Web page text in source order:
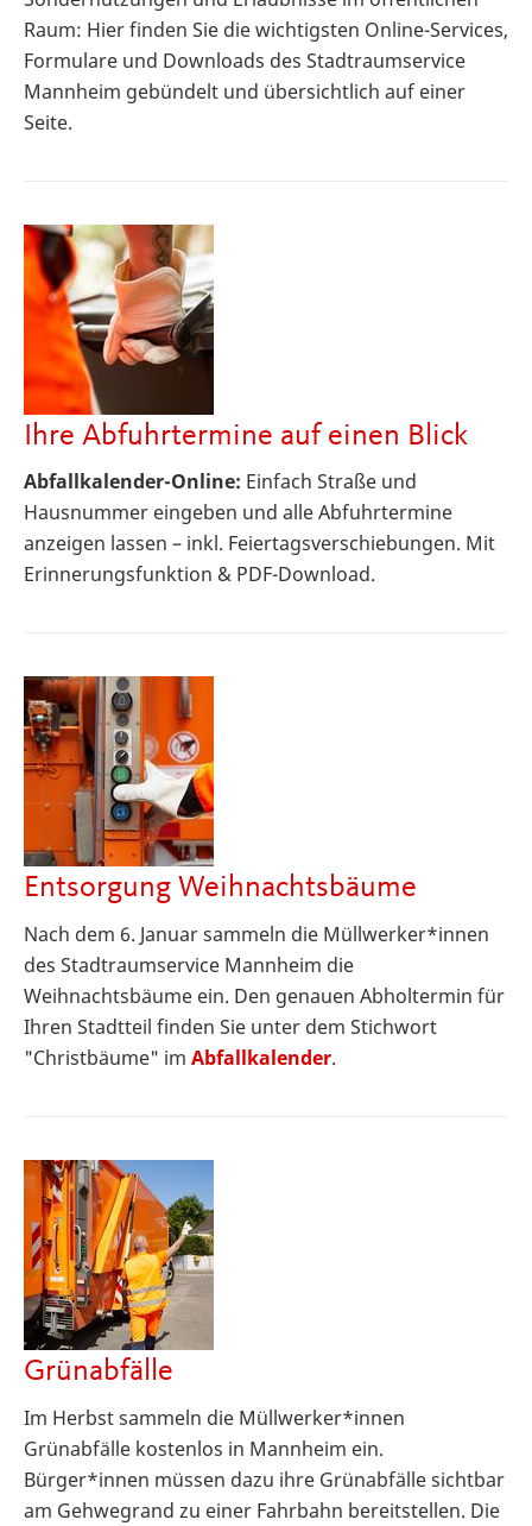
Raum: Hier finden Sie die wichtigsten Online-Services,
Formulare und Downloads des Stadtraumservice
Mannheim gebündelt und übersichtlich auf einer
Seite.
Ihre Abfuhrtermine auf einen Blick
Abfallkalender-Online: Einfach Straße und
Hausnummer eingeben und alle Abfuhrtermine
anzeigen lassen – inkl. Feiertagsverschiebungen. Mit
Erinnerungsfunktion & PDF-Download.
Entsorgung Weihnachtsbäume
Nach dem 6. Januar sammeln die Müllwerker*innen
des Stadtraumservice Mannheim die
Weihnachtsbäume ein. Den genauen Abholtermin für
Ihren Stadtteil finden Sie unter dem Stichwort
"Christbäume" im Abfallkalender.
Grünabfälle
Im Herbst sammeln die Müllwerker*innen
Grünabfälle kostenlos in Mannheim ein.
Bürger*innen müssen dazu ihre Grünabfälle sichtbar
am Gehwegrand zu einer Fahrbahn bereitstellen. Die